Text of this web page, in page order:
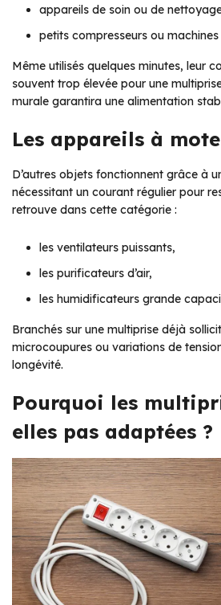
appareils de soin ou de
petits compresseurs ou
Même utilisés quelques minutes, leur
souvent trop élevée pour une
murale garantira une alimentation
Les appareils à
D’autres objets fonctionnent grâce à
nécessitant un courant régulier pour
retrouve dans cette catégorie :
les ventilateurs puissants,
les purificateurs d’air,
les humidificateurs grande
Branchés sur une multiprise déjà
microcoupures ou variations de
longévité.
Pourquoi les
elles pas adaptées ?